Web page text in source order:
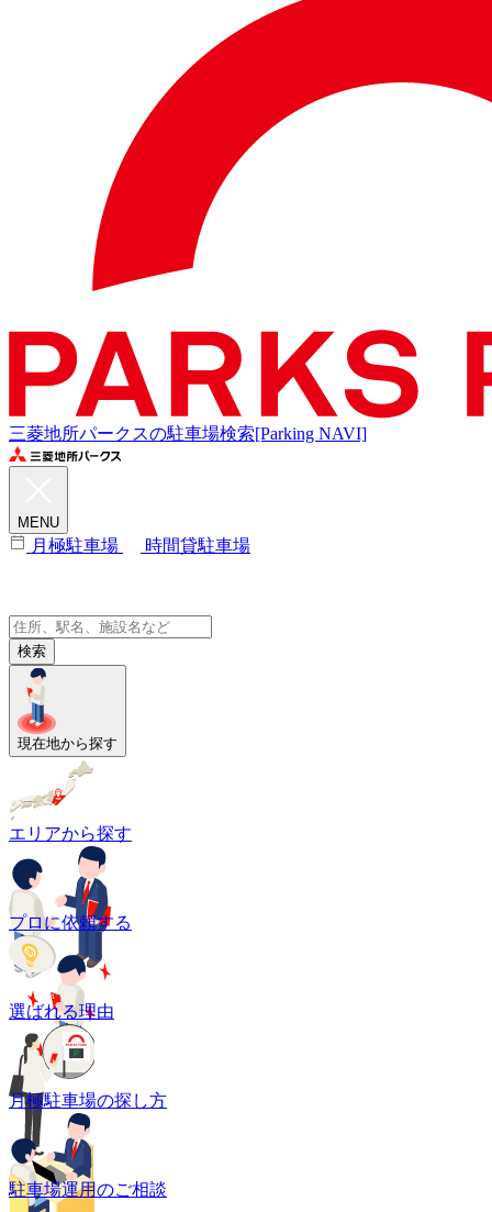
三菱地所パークスの駐車場検索[Parking NAVI]
MENU
月極駐車場 時間貸駐車場
検索
現在地から探す
エリアから探す
プロに依頼する
選ばれる理由
月極駐車場の探し方
駐車場運用のご相談